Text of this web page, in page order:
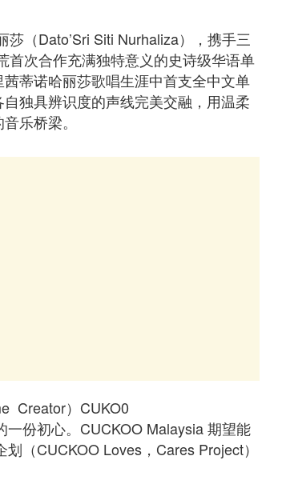
（Dato’Sri Siti Nurhaliza），携手三
首次合作充满独特意义的史诗级华语单
蒂诺哈丽莎歌唱生涯中首支全中文单
独具辨识度的声线完美交融，用温柔
乐桥梁。
Creator）CUKO0
份初心。CUCKOO Malaysia 期望能
（CUCKOO Loves，Cares Project）